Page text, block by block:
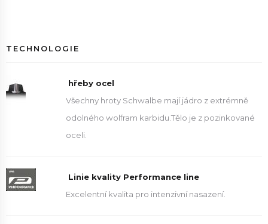
TECHNOLOGIE
hřeby ocel
Všechny hroty Schwalbe mají jádro z extrémně
odolného wolfram karbidu.Tělo je z pozinkované
oceli.
Linie kvality Performance line
Excelentní kvalita pro intenzivní nasazení.